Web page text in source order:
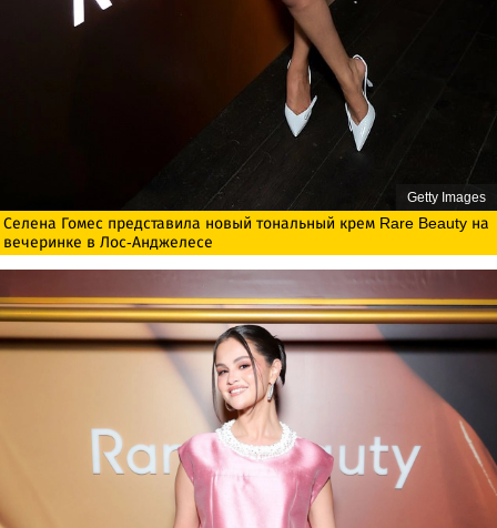
Getty Images
Селена Гомес представила новый тональный крем Rare Beauty на
вечеринке в Лос-Анджелесе